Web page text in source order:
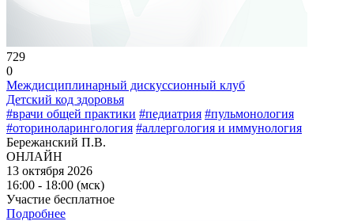
729
0
Междисциплинарный дискуссионный клуб
Детский код здоровья
#врачи общей практики #педиатрия #пульмонология
#оториноларингология #аллергология и иммунология
Бережанский П.В.
ОНЛАЙН
13 октября 2026
16:00 - 18:00 (мск)
Участие бесплатное
Подробнее